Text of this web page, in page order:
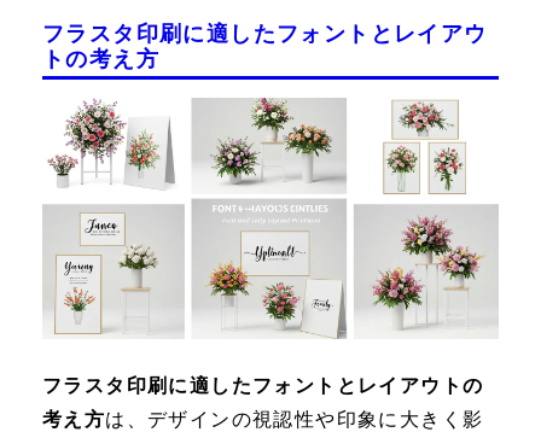
フラスタ印刷に適したフォントとレイアウ
トの考え方
フラスタ印刷に適したフォントとレイアウトの
考え方は、デザインの視認性や印象に大きく影